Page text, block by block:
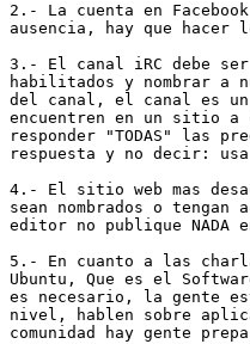
2.- La cuenta en
ausencia, hay que hacer
3.- El canal iRC debe ser
habilitados y nombrar a
del canal, el canal es un
encuentren en un sitio a
responder "TODAS" las
respuesta y no decir: usa
4.- El sitio web mas
sean nombrados o
editor no publique
5.- En cuanto a las
Ubuntu, Que es el
es necesario, la gente
nivel, hablen sobre
comunidad hay gente